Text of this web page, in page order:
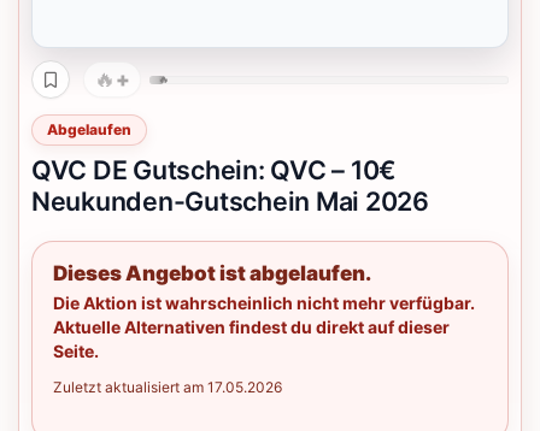
🔥 + 🔥
Abgelaufen
QVC DE Gutschein: QVC – 10€
Neukunden-Gutschein Mai 2026
Dieses Angebot ist abgelaufen.
Die Aktion ist wahrscheinlich nicht mehr verfügbar.
Aktuelle Alternativen findest du direkt auf dieser
Seite.
Zuletzt aktualisiert am 17.05.2026